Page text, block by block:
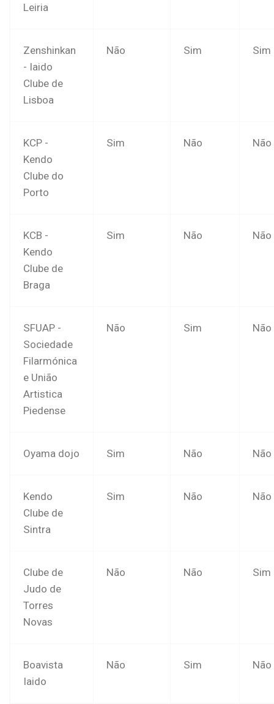
Leiria
Zenshinkan
- Iaido
Clube de
Lisboa
Não Sim Sim
KCP -
Kendo
Clube do
Porto
Sim Não Não
KCB -
Kendo
Clube de
Braga
Sim Não Não
SFUAP -
Sociedade
Filarmónica
e União
Artistica
Piedense
Não Sim Não
Oyama dojo Sim Não Não
Kendo
Clube de
Sintra
Sim Não Não
Clube de
Judo de
Torres
Novas
Não Não Sim
Boavista
Iaido
Não Sim Não